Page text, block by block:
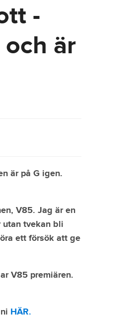
-
är
är på G igen.
V85. Jag är en
tvekan bli
ett försök att ge
V85 premiären.
HÄR.